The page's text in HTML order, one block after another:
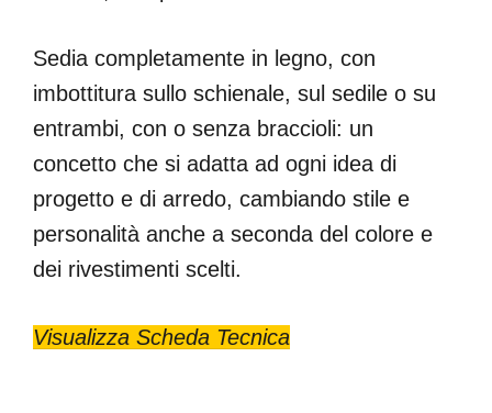
Sedia completamente in legno, con
imbottitura sullo schienale, sul sedile o su
entrambi, con o senza braccioli: un
concetto che si adatta ad ogni idea di
progetto e di arredo, cambiando stile e
personalità anche a seconda del colore e
dei rivestimenti scelti.
Visualizza Scheda Tecnica